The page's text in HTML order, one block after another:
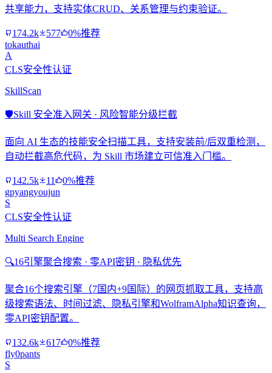
共享能力，支持实体CRUD、关系管理与约束验证。
174.2k 577
0%推荐
tokauthai
A
CLS安全性认证
SkillScan
🛡️Skill 安全准入网关 · 风险智能分级拦截
面向 AI 生态的技能安全扫描工具，支持安装前/后双重检测，
自动拦截高危代码，为 Skill 市场建立可信准入门槛。
142.5k 11
0%推荐
gpyangyoujun
S
CLS安全性认证
Multi Search Engine
🔍16引擎聚合搜索 · 零API密钥 · 隐私优先
聚合16个搜索引擎（7国内+9国际）的网页抓取工具，支持高
级搜索语法、时间过滤、隐私引擎和WolframAlpha知识查询，
零API密钥配置。
132.6k 617
0%推荐
fly0pants
S